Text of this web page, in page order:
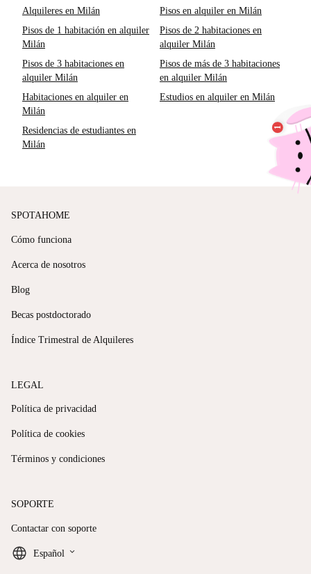
Alquileres en Milán
Pisos en alquiler en Milán
Pisos de 1 habitación en alquiler
Milán
Pisos de 2 habitaciones en
alquiler Milán
Pisos de 3 habitaciones en
alquiler Milán
Pisos de más de 3 habitaciones
en alquiler Milán
Habitaciones en alquiler en
Milán
Estudios en alquiler en Milán
Residencias de estudiantes en
Milán
SPOTAHOME
Cómo funciona
Acerca de nosotros
Blog
Becas postdoctorado
Índice Trimestral de Alquileres
LEGAL
Política de privacidad
Política de cookies
Términos y condiciones
SOPORTE
Contactar con soporte
Español keyboard_arrow_down